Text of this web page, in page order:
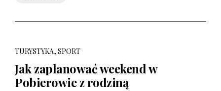
TURYSTYKA, SPORT
Jak zaplanować weekend w
Pobierowie z rodziną